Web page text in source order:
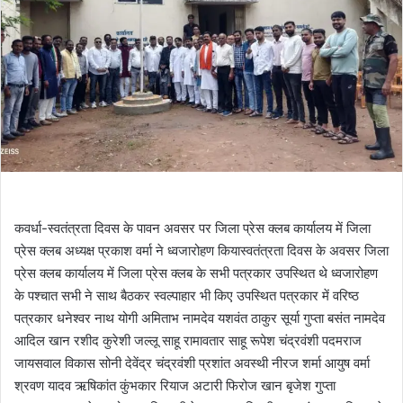
कवर्धा-स्वतंत्रता दिवस के पावन अवसर पर जिला प्रेस क्लब कार्यालय में जिला
प्रेस क्लब अध्यक्ष प्रकाश वर्मा ने ध्वजारोहण कियास्वतंत्रता दिवस के अवसर जिला
प्रेस क्लब कार्यालय में जिला प्रेस क्लब के सभी पत्रकार उपस्थित थे ध्वजारोहण
के पश्चात सभी ने साथ बैठकर स्वल्पाहार भी किए उपस्थित पत्रकार में वरिष्ठ
पत्रकार धनेश्वर नाथ योगी अमिताभ नामदेव यशवंत ठाकुर सूर्या गुप्ता बसंत नामदेव
आदिल खान रशीद कुरेशी जल्लू साहू रामावतार साहू रूपेश चंद्रवंशी पदमराज
जायसवाल विकास सोनी देवेंद्र चंद्रवंशी प्रशांत अवस्थी नीरज शर्मा आयुष वर्मा
श्रवण यादव ऋषिकांत कुंभकार रियाज अटारी फिरोज खान बृजेश गुप्ता